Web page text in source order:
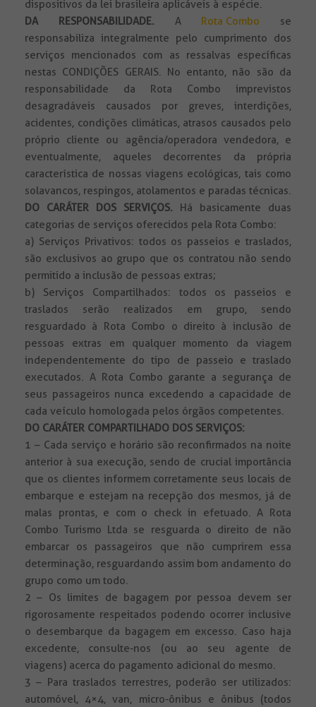
dispositivos da lei brasileira aplicáveis à espécie.
DA RESPONSABILIDADE. A Rota Combo se
responsabiliza integralmente pelo cumprimento dos
serviços mencionados com as ressalvas específicas
nestas CONDIÇÕES GERAIS. No entanto, não são da
responsabilidade da Rota Combo imprevistos
desagradáveis causados por greves, interdições,
acidentes, condições climáticas, atrasos causados pelo
próprio cliente ou agência/operadora vendedora, e
eventualmente, aqueles decorrentes da própria
característica de nossas viagens ecológicas, tais como
solavancos, respingos, atolamentos e paradas técnicas.
DO CARÁTER DOS SERVIÇOS. Há basicamente duas
categorias de serviços oferecidos pela Rota Combo:
a) Serviços Privativos: todos os passeios e traslados,
são exclusivos ao grupo que os contratou não sendo
permitido a inclusão de pessoas extras;
b) Serviços Compartilhados: todos os passeios e
traslados serão realizados em grupo, sendo
resguardado à Rota Combo o direito à inclusão de
pessoas extras em qualquer momento da viagem
independentemente do tipo de passeio e traslado
executados. A Rota Combo garante a segurança de
seus passageiros nunca excedendo a capacidade de
cada veículo homologada pelos órgãos competentes.
DO CARÁTER COMPARTILHADO DOS SERVIÇOS:
1 – Cada serviço e horário são reconfirmados na noite
anterior à sua execução, sendo de crucial importância
que os clientes informem corretamente seus locais de
embarque e estejam na recepção dos mesmos, já de
malas prontas, e com o check in efetuado. A Rota
Combo Turismo Ltda se resguarda o direito de não
embarcar os passageiros que não cumprirem essa
determinação, resguardando assim bom andamento do
grupo como um todo.
2 – Os limites de bagagem por pessoa devem ser
rigorosamente respeitados podendo ocorrer inclusive
o desembarque da bagagem em excesso. Caso haja
excedente, consulte-nos (ou ao seu agente de
viagens) acerca do pagamento adicional do mesmo.
3 – Para traslados terrestres, poderão ser utilizados:
automóvel, 4×4, van, micro-ônibus e ônibus (todos